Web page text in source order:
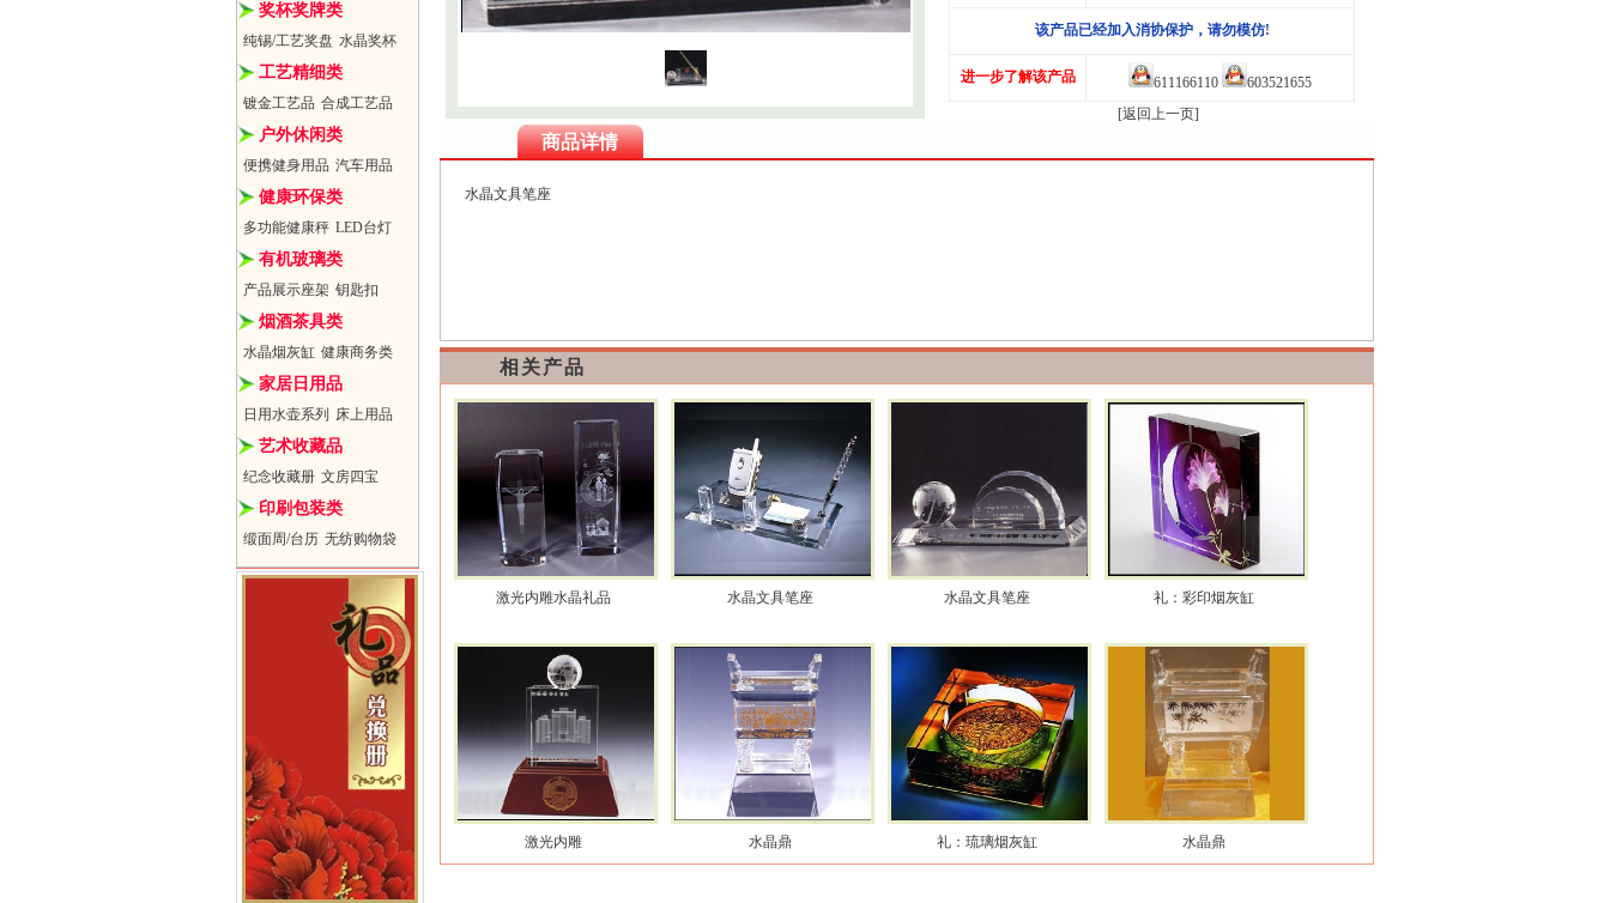
奖杯奖牌类
纯锡/工艺奖盘 水晶奖杯
工艺精细类
镀金工艺品 合成工艺品
户外休闲类
便携健身用品 汽车用品
健康环保类
多功能健康秤 LED台灯
有机玻璃类
产品展示座架 钥匙扣
烟酒茶具类
水晶烟灰缸 健康商务类
家居日用品
日用水壶系列 床上用品
艺术收藏品
纪念收藏册 文房四宝
印刷包装类
缎面周/台历 无纺购物袋
该产品已经加入消协保护，请勿模仿!
进一步了解该产品 611166110
603521655
[返回上一页]
商品详情
水晶文具笔座
相关产品
激光内雕水晶礼品 水晶文具笔座 水晶文具笔座 礼：彩印烟灰缸
激光内雕 水晶鼎 礼：琉璃烟灰缸 水晶鼎